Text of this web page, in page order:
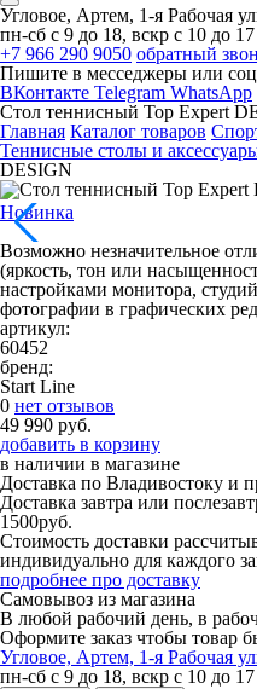
Угловое, Артем, ​1-я Рабочая
пн-сб с 9 до 18, вскр с 10 до 17
+7 966 290 9050 обратный
Пишите в месседжеры или
ВКонтакте Telegram WhatsApp
Стол теннисный Top Expert
Главная Каталог товаров
Теннисные столы и
DESIGN
Новинка
Возможно незначительное
(яркость, тон или
настройками монитора,
фотографии в графических
артикул:
60452
бренд:
Start Line
0 нет отзывов
49 990 руб.
добавить в корзину
в наличии в магазине
Доставка по Владивостоку и
Доставка завтра или
1500руб.
Стоимость доставки
индивидуально для каждого
подробнее про доставку
Самовывоз из магазина
В любой рабочий день, в
Оформите заказ чтобы товар
Угловое, Артем, ​1-я Рабочая
пн-сб с 9 до 18, вскр с 10 до 17